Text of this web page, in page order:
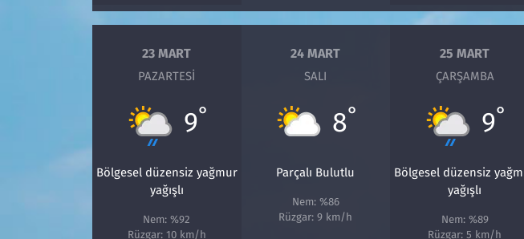
23 MART
PAZARTESI
9°
Bölgesel düzensiz yağmur
yağışlı
Nem: %92
Rüzgar: 10 km/h
24 MART
SALI
8°
Parçalı Bulutlu
Nem: %86
Rüzgar: 9 km/h
25 MART
ÇARŞAMBA
9°
Bölgesel düzensiz
yağışlı
Nem: %89
Rüzgar: 5 km/h